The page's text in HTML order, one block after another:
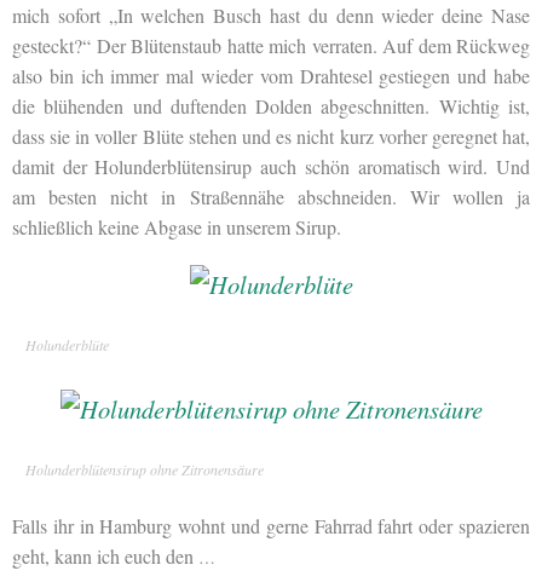
mich sofort „In welchen Busch hast du denn wieder deine Nase
gesteckt?“ Der Blütenstaub hatte mich verraten. Auf dem Rückweg
also bin ich immer mal wieder vom Drahtesel gestiegen und habe
die blühenden und duftenden Dolden abgeschnitten. Wichtig ist,
dass sie in voller Blüte stehen und es nicht kurz vorher geregnet hat,
damit der Holunderblütensirup auch schön aromatisch wird. Und
am besten nicht in Straßennähe abschneiden. Wir wollen ja
schließlich keine Abgase in unserem Sirup.
Holunderblüte
Holunderblütensirup ohne Zitronensäure
Falls ihr in Hamburg wohnt und gerne Fahrrad fahrt oder spazieren
geht, kann ich euch den …